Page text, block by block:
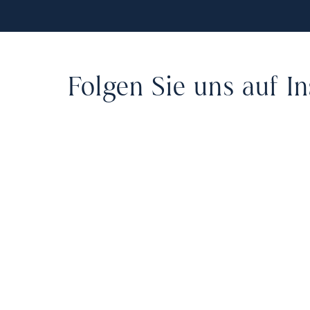
Folgen Sie uns auf